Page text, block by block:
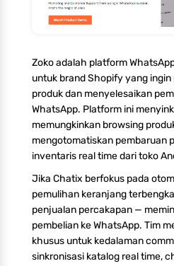
Zoko adalah platform
untuk brand Shopify yang
produk dan menyelesaikan
WhatsApp. Platform ini
memungkinkan browsing
mengotomatiskan pembaruan
inventaris real time dari toko
Jika Chatix berfokus pada
pemulihan keranjang
penjualan percakapan —
pembelian ke WhatsApp. Tim
khusus untuk kedalaman
sinkronisasi katalog real time,